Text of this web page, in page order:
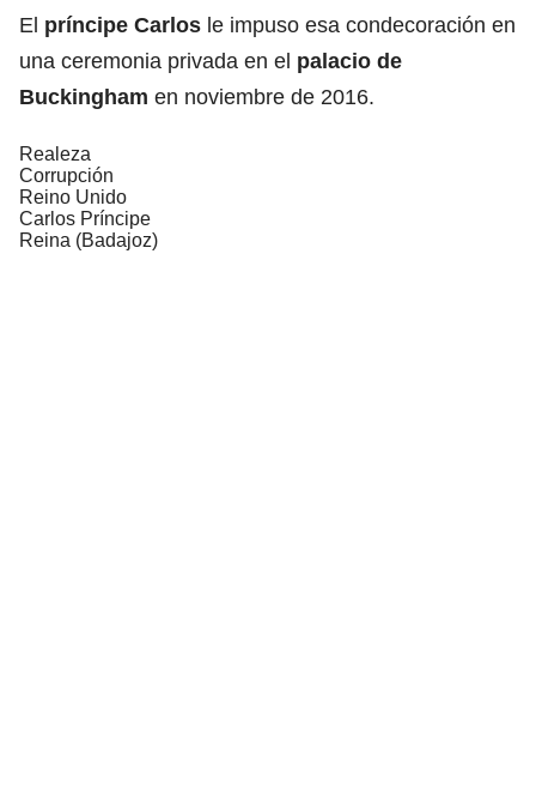
El príncipe Carlos le impuso esa condecoración en
una ceremonia privada en el palacio de
Buckingham en noviembre de 2016.
Realeza
Corrupción
Reino Unido
Carlos Príncipe
Reina (Badajoz)